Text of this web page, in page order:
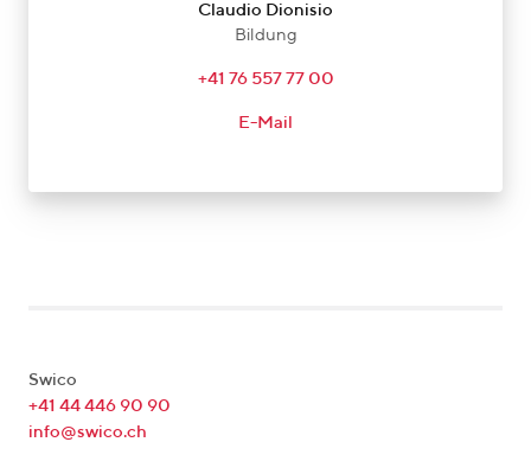
Claudio Dionisio
Bildung
+41 76 557 77 00
E-Mail
Swico
+41 44 446 90 90
info@swico.ch